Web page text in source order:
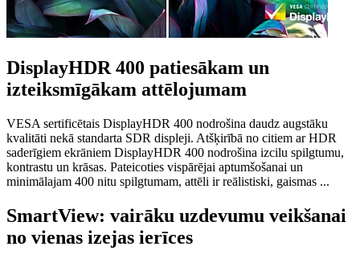
DisplayHDR 400 patiesākam un
izteiksmīgākam attēlojumam
VESA sertificētais DisplayHDR 400 nodrošina daudz augstāku
kvalitāti nekā standarta SDR displeji. Atšķirībā no citiem ar HDR
saderīgiem ekrāniem DisplayHDR 400 nodrošina izcilu spilgtumu,
kontrastu un krāsas. Pateicoties vispārējai aptumšošanai un
minimālajam 400 nitu spilgtumam, attēli ir reālistiski, gaismas ...
SmartView: vairāku uzdevumu veikšanai
no vienas izejas ierīces